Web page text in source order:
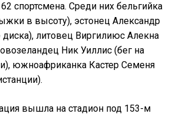
спортсмена. Среди них бельгийка
в высоту), эстонец Александр
литовец Виргилиюс Алекна
Ник Уиллис (бег на
южноафриканка Кастер Семеня
вышла на стадион под 153-м